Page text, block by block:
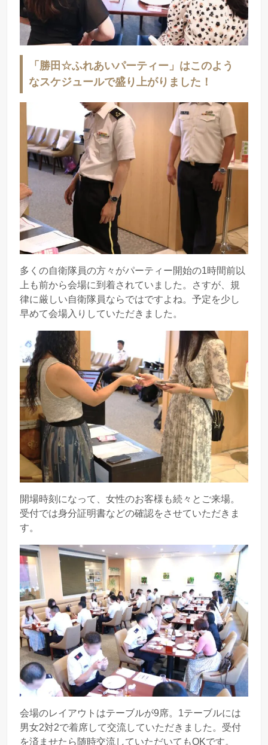
「勝田☆ふれあいパーティー」はこのよう
なスケジュールで盛り上がりました！
多くの自衛隊員の方々がパーティー開始の1時間前以
上も前から会場に到着されていました。さすが、規
律に厳しい自衛隊員ならではですよね。予定を少し
早めて会場入りしていただきました。
開場時刻になって、女性のお客様も続々とご来場。
受付では身分証明書などの確認をさせていただきま
す。
会場のレイアウトはテーブルが9席。1テーブルには
男女2対2で着席して交流していただきました。受付
を済ませたら随時交流していただいてもOKです。